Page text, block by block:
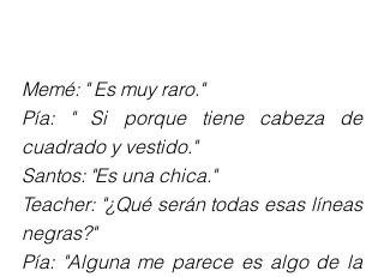
Memé: " Es muy raro."
Pía: " Si porque tiene cabeza de
cuadrado y vestido."
Santos: "Es una chica."
Teacher: "¿Qué serán todas esas líneas
negras?"
Pía: "Alguna me parece es algo de la